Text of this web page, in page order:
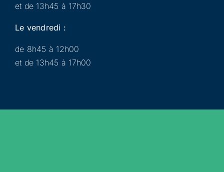
et de 13h45 à 17h30
Le vendredi :
de 8h45 à 12h00
et de 13h45 à 17h00